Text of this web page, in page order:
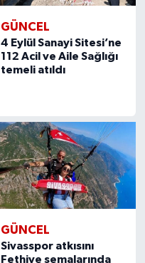
GÜNCEL
4 Eylül Sanayi Sitesi’ne
112 Acil ve Aile Sağlığı
temeli atıldı
GÜNCEL
Sivasspor atkısını
Fethiye semalarında